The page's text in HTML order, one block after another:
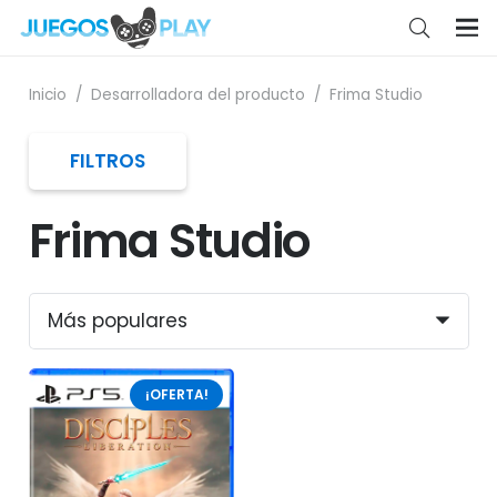
Inicio / Desarrolladora del producto / Frima Studio
Frima Studio
¡OFERTA!
FILTROS